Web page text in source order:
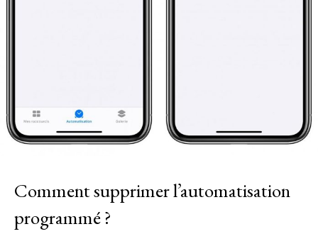
Comment supprimer l’automatisation
programmé ?